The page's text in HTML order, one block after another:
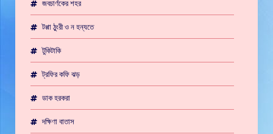
জবচার্ণকের শহর
টপ্পা ঠুংরী ও ন হন্যতে
টুকিটাকি
ট্রফির কফি ঝড়
ডাক হরকরা
দক্ষিণা বাতাস